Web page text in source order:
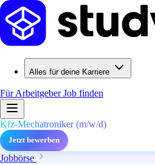
Alles für deine Karriere
Für ArbeitgeberJob finden
Kfz-Mechatroniker (m/w/d)
Jetzt bewerben
Jobbörse